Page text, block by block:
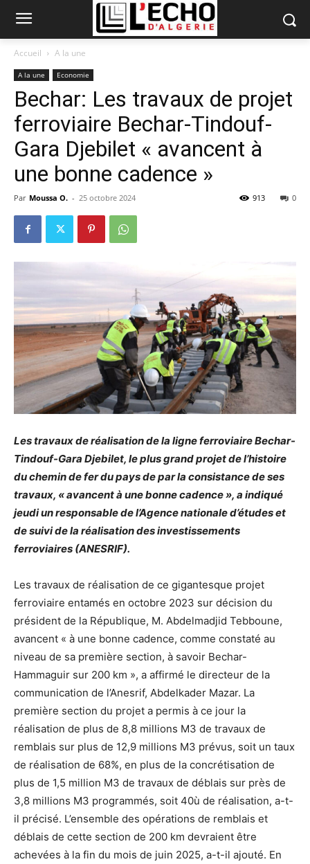
Accueil A la une
A la une Economie
Bechar: Les travaux de projet
ferroviaire Bechar-Tindouf-
Gara Djebilet « avancent à
une bonne cadence »
Par Moussa O. - 25 octobre 2024 0
913
Les travaux de réalisation de la ligne ferroviaire Bechar-
Tindouf-Gara Djebilet, le plus grand projet de l’histoire
du chemin de fer du pays de par la consistance de ses
travaux, « avancent à une bonne cadence », a indiqué
jeudi un responsable de l’Agence nationale d’études et
de suivi de la réalisation des investissements
ferroviaires (ANESRIF).
Les travaux de réalisation de ce gigantesque projet
ferroviaire entamés en octobre 2023 sur décision du
président de la République, M. Abdelmadjid Tebboune,
avancent « à une bonne cadence, comme constaté au
niveau de sa première section, à savoir Bechar-
Hammaguir sur 200 km », a affirmé le directeur de la
communication de l’Anesrif, Abdelkader Mazar. La
première section du projet a permis à ce jour la
réalisation de plus de 8,8 millions M3 de travaux de
remblais sur plus de 12,9 millions M3 prévus, soit un taux
de réalisation de 68%, en plus de la concrétisation de
plus de 1,5 million M3 de travaux de déblais sur près de
3,8 millions M3 programmés, soit 40ù de réalisation, a-t-
il précisé. L’ensemble des opérations de remblais et
déblais de cette section de 200 km devraient être
achevées à la fin du mois de juin 2025, a-t-il ajouté. En